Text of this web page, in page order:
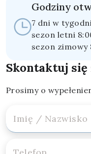
Godziny
7 dni w
sezon letni
sezon zimowy
Skontaktuj się
Prosimy o